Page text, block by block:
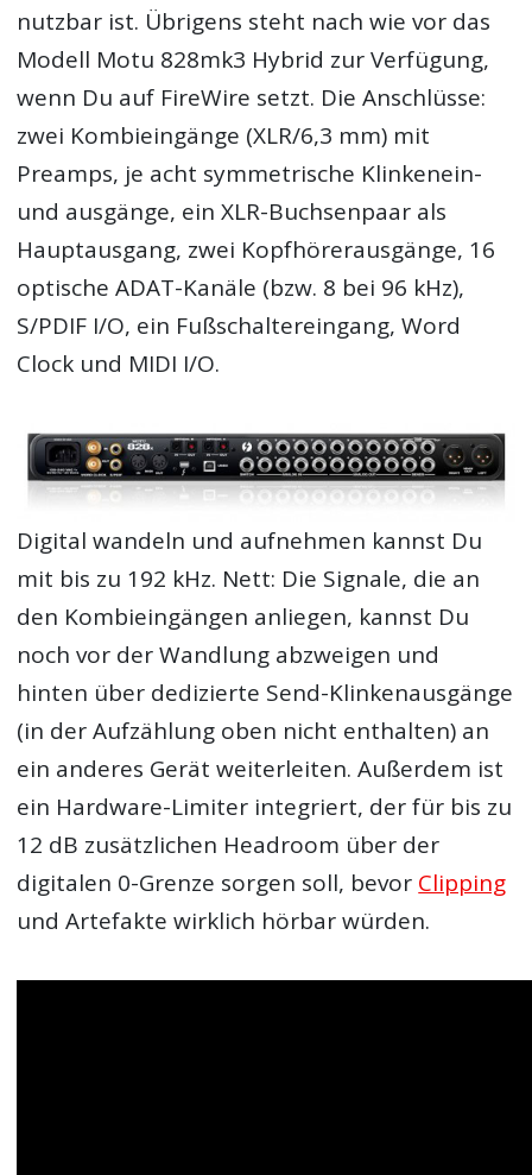
nutzbar ist. Übrigens steht nach wie vor das
Modell Motu 828mk3 Hybrid zur Verfügung,
wenn Du auf FireWire setzt. Die Anschlüsse:
zwei Kombieingänge (XLR/6,3 mm) mit
Preamps, je acht symmetrische Klinkenein-
und ausgänge, ein XLR-Buchsenpaar als
Hauptausgang, zwei Kopfhörerausgänge, 16
optische ADAT-Kanäle (bzw. 8 bei 96 kHz),
S/PDIF I/O, ein Fußschaltereingang, Word
Clock und MIDI I/O.
Digital wandeln und aufnehmen kannst Du
mit bis zu 192 kHz. Nett: Die Signale, die an
den Kombieingängen anliegen, kannst Du
noch vor der Wandlung abzweigen und
hinten über dedizierte Send-Klinkenausgänge
(in der Aufzählung oben nicht enthalten) an
ein anderes Gerät weiterleiten. Außerdem ist
ein Hardware-Limiter integriert, der für bis zu
12 dB zusätzlichen Headroom über der
digitalen 0-Grenze sorgen soll, bevor Clipping
und Artefakte wirklich hörbar würden.